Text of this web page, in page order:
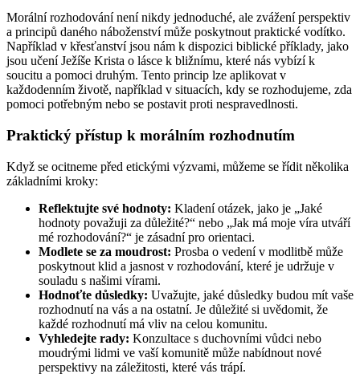
Morální rozhodování není nikdy jednoduché, ale zvážení perspektiv
a principů daného náboženství může poskytnout praktické vodítko.
Například v křesťanství jsou nám k dispozici biblické příklady, jako
jsou učení Ježíše Krista o lásce k bližnímu, které nás vybízí k
soucitu a pomoci druhým. Tento princip lze aplikovat v
každodenním životě, například v situacích, kdy se rozhodujeme, zda
pomoci potřebným nebo se postavit proti nespravedlnosti.
Praktický přístup k morálním rozhodnutím
Když se ocitneme před etickými výzvami, můžeme se řídit několika
základními kroky:
Reflektujte své hodnoty: Kladení otázek, jako je „Jaké
hodnoty považuji za důležité?“ nebo „Jak má moje víra utváří
mé rozhodování?“ je zásadní pro orientaci.
Modlete se za moudrost: Prosba o vedení v modlitbě může
poskytnout klid a jasnost v rozhodování, které je udržuje v
souladu s našimi vírami.
Hodnoťte důsledky: Uvažujte, jaké důsledky budou mít vaše
rozhodnutí na vás a na ostatní. Je důležité si uvědomit, že
každé rozhodnutí má vliv na celou komunitu.
Vyhledejte rady: Konzultace s duchovními vůdci nebo
moudrými lidmi ve vaší komunitě může nabídnout nové
perspektivy na záležitosti, které vás trápí.